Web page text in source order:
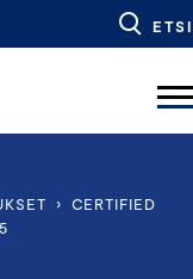
ETSI
› CERTIFIED